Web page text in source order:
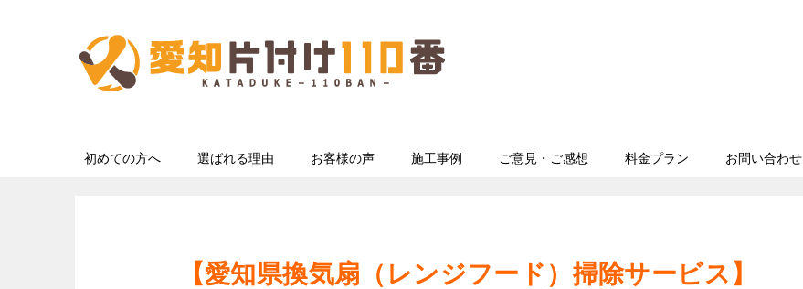
初めての方へ 選ばれる理由 お客様の声 施工事例 ご意見・ご感想 料金プラン お問い合わせ
【愛知県換気扇（レンジフード）掃除サービス】